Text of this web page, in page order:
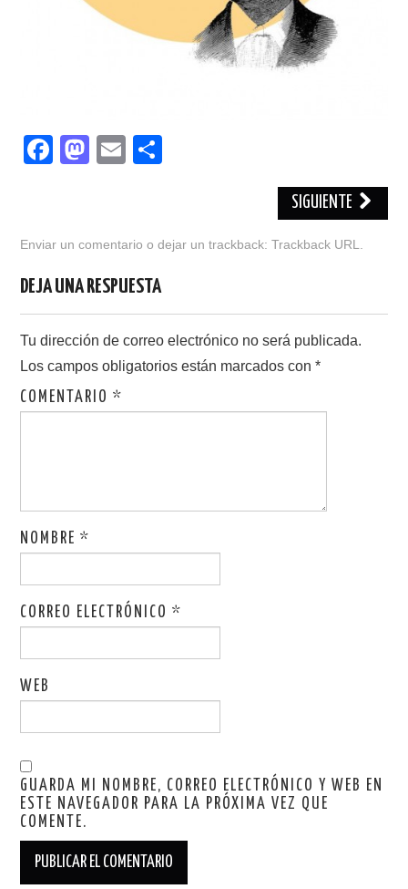
F
e
o
o
k
M
o
o
n
E
p
SIGUIENTE
Enviar un comentario o dejar un trackback:Trackback URL
DEJA UNA RESPUESTA
Tu dirección de correo electrónico no será publicada.
Los campos obligatorios están marcados con*
COMENTARIO*
NOMBRE*
CORREO ELECTRÓNICO*
WEB
GUARDA MI NOMBRE, CORREO ELECTRÓNICO Y WEB EN
ESTE NAVEGADOR PARA LA PRÓXIMA VEZ QUE
COMENTE.